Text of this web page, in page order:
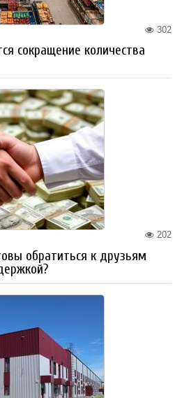
302
сокращение количества
202
обратиться к друзьям